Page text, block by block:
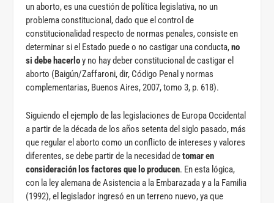
un aborto, es una cuestión de política legislativa, no un
problema constitucional, dado que el control de
constitucionalidad respecto de normas penales, consiste en
determinar si el Estado puede o no castigar una conducta,no
si debe hacerloy no hay deber constitucional de castigar el
aborto (Baigún/Zaffaroni, dir, Código Penal y normas
complementarias, Buenos Aires, 2007, tomo 3, p. 618).
Siguiendo el ejemplo de las legislaciones de Europa Occidental
a partir de la década de los años setenta del siglo pasado, más
que regular el aborto como un conflicto de intereses y valores
diferentes, se debe partir de la necesidad detomar en
consideración los factores que lo producen. En esta lógica,
con la ley alemana de Asistencia a la Embarazada y a la Familia
(1992), el legislador ingresó en un terreno nuevo, ya que